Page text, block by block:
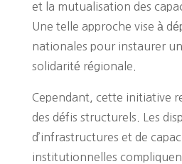
et la mutualisation des
Une telle approche vise à
nationales pour instaurer
solidarité régionale.
Cependant, cette initiative
des défis structurels. Les
d’infrastructures et de
institutionnelles